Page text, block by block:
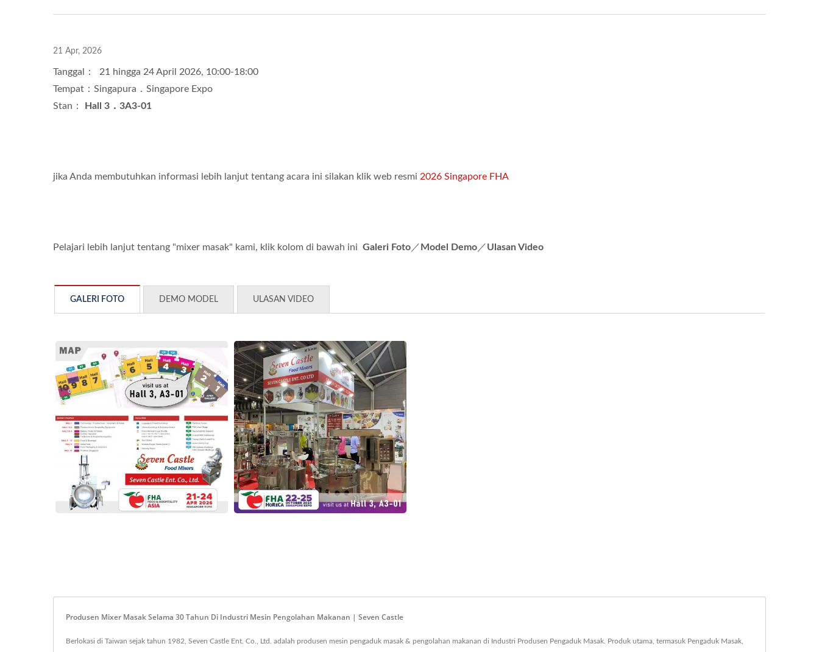
21 Apr, 2026
Tanggal： 21 hingga 24 April 2026, 10:00-18:00
Tempat：Singapura．Singapore Expo
Stan：
Hall 3．3A3-01
jika Anda membutuhkan informasi lebih lanjut tentang acara ini silakan klik web resmi 2026 Singapore FHA
Pelajari lebih lanjut tentang "mixer masak" kami, klik kolom di bawah ini Galeri Foto ／ Model Demo ／Ulasan Video
GALERI FOTO DEMO MODEL ULASAN VIDEO
Produsen Mixer Masak Selama 30 Tahun Di Industri Mesin Pengolahan Makanan | Seven Castle
Berlokasi di Taiwan sejak tahun 1982, Seven Castle Ent. Co., Ltd. adalah produsen mesin pengaduk masak & pengolahan makanan di Industri Produsen Pengaduk Masak. Produk utama, termasuk Pengaduk Masak,